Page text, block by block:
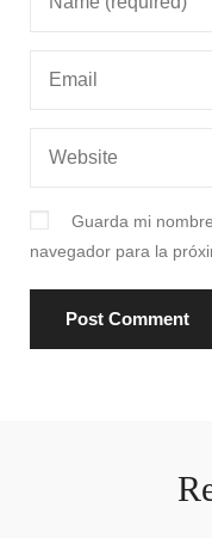
Guarda mi
navegador para la